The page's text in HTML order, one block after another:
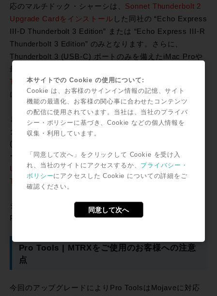
応のマルチドック・シャーシは、 Sonnet Thunderbolt 2
Upgrade Cardをインストール した同社の “Echo Express
III-D Thunderbolt 3 Edition” または “Echo Express III-R
Thunderbolt 3 Edition” のみとなります。さらに、
Thunderbolt 3 (USB-C) ポートのみを備えたiMac Proや
最新のMac mini / MacBook Proをご使用の場合は
Thunderbolt 3 (USB-C) to Thunderbolt 2 Adapter
に必要となります。
また、Thunderbolt 3 (USB-C) のみのホストコンピュー
ターに従来のSonnet Echo Express III-D / III-R
(Thunderbolt 2 接続) を接続してHDXカード用拡張シャ
ーシとして使用する場合はSonnet Thunderbolt 2
Upgrade Cardまたは Apple Thunderbolt 3 (USB-C) to
Thunderbolt 2 Adapter
のどちらかが必要になります。
システム構成にご不安のある方は、お気軽にROCK ON
PROまでご相談ください。
Pro Tools | MTRXをご使用のお客様への注意
点
今回のアップグレードによりPro ToolsはMojaveに対応
本サイトでの Cookie の使用について:
Cookie は、お客様のサインイン情報の記憶、サイト
機能の最適化、お客様の関心事に合わせたコンテンツ
の配信に使用されています。当社は、当社のプライバ
シー・ポリシーに基づき、Cookie などの個人情報を
収集・利用しています。
「同意して次へ」をクリックして Cookie を受け入
れ、当社のサイトにアクセスするか、 プライバシー・
ポリシーにアクセスした Cookie についての詳細をご
確認ください。
同意して次へ